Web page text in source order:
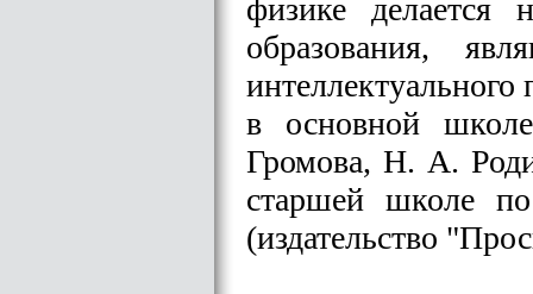
физике делается
образования,
в основной
Громова, Н. А.
старшей школе
(издательство